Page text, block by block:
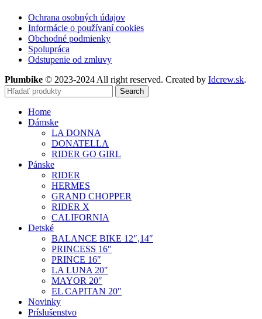
Ochrana osobných údajov
Informácie o používaní cookies
Obchodné podmienky
Spolupráca
Odstupenie od zmluvy
Plumbike © 2023-2024 All right reserved. Created by Idcrew.sk.
Search
Home
Dámske
LA DONNA
DONATELLA
RIDER GO GIRL
Pánske
RIDER
HERMES
GRAND CHOPPER
RIDER X
CALIFORNIA
Detské
BALANCE BIKE 12″,14″
PRINCESS 16″
PRINCE 16″
LA LUNA 20″
MAYOR 20″
EL CAPITAN 20″
Novinky
Príslušenstvo